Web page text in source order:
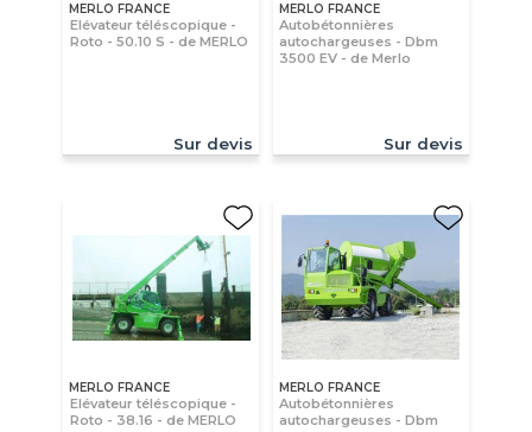
MERLO FRANCE
Elévateur téléscopique -
Roto - 50.10 S - de MERLO
Sur devis
MERLO FRANCE
Autobétonnières
autochargeuses - Dbm
3500 EV - de Merlo
Sur devis
MERLO FRANCE
Elévateur téléscopique -
Roto - 38.16 - de MERLO
MERLO FRANCE
Autobétonnières
autochargeuses - Dbm